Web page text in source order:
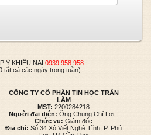
Ý KHIẾU NẠI 0939 958 958
tất cả các ngày trong tuần)
CÔNG TY CỔ PHẦN TIN HỌC TRẦN
LÂM
MST: 2200284218
Người đại diện: Ông Chung Chí Lợi -
Chức vụ: Giám đốc
Địa chỉ: Số 34 Xô Viết Nghệ Tĩnh, P. Phú